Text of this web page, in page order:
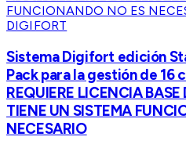
DIGIFORT
Sistema Digifort edición
Pack para la gestión de 16
REQUIERE LICENCIA
TIENE UN SISTEMA
NECESARIO